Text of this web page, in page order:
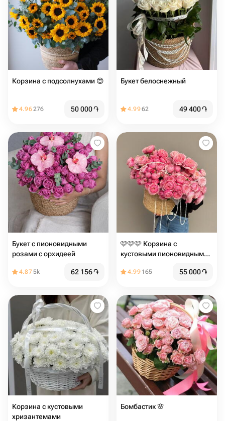
Корзина с подсолнухами 😍
4.96276 50 000֏
Букет белоснежный
4.9962 49 400֏
Букет с пионовидными
розами с орхидеей
4.875k 62 156֏
️️️️️️🩷🩷🩷 Корзина с
кустовыми пионовидными
шт4.99 165 55 000֏
Корзина с кустовыми
хризантемами
Бомбастик 🌸